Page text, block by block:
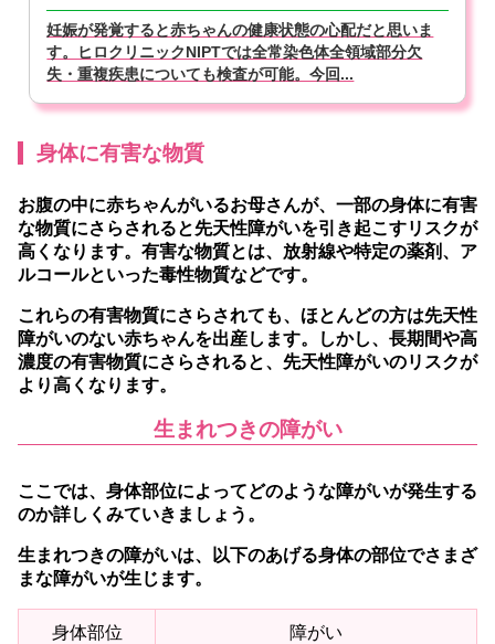
妊娠が発覚すると赤ちゃんの健康状態の心配だと思いま
す。ヒロクリニックNIPTでは全常染色体全領域部分欠
失・重複疾患についても検査が可能。今回...
身体に有害な物質
お腹の中に赤ちゃんがいるお母さんが、一部の身体に有害
な物質にさらされると先天性障がいを引き起こすリスクが
高くなります。有害な物質とは、放射線や特定の薬剤、ア
ルコールといった毒性物質などです。
これらの有害物質にさらされても、ほとんどの方は先天性
障がいのない赤ちゃんを出産します。しかし、長期間や高
濃度の有害物質にさらされると、先天性障がいのリスクが
より高くなります。
生まれつきの障がい
ここでは、身体部位によってどのような障がいが発生する
のか詳しくみていきましょう。
生まれつきの障がいは、以下のあげる身体の部位でさまざ
まな障がいが生じます。
身体部位 障がい